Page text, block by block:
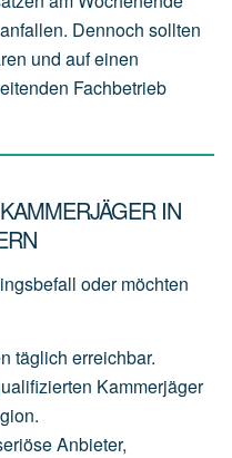
Dennoch sollten
und auf einen
Fachbetrieb
IN
oder möchten
täglich erreichbar.
Kammerjäger
Anbieter,